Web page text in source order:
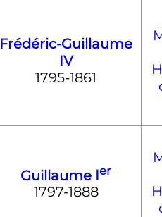
Frédéric-Guillaume
IV
1795-1861
Guillaume Ier
1797-1888